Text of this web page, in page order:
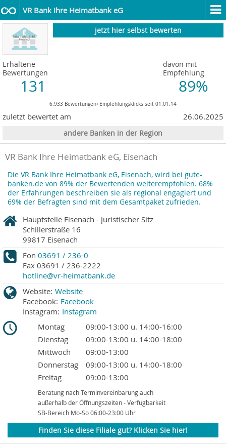
VR Bank Ihre Heimatbank eG
jetzt hier selbst bewerten
Erhaltene
Bewertungen
131
davon mit
Empfehlung
89%
6.933 Bewertungen+Empfehlungsklicks seit 01.01.14
zuletzt bewertet am 26.06.2025
andere Banken in der Region
VR Bank Ihre Heimatbank eG, Eisenach
Die VR Bank Ihre Heimatbank eG, Eisenach, wird bei gute-
banken.de von 89% der Bewertenden weiterempfohlen. 68%
der Erfahrungen beschreiben sie als regional engagiert und
69% der Befragten sind mit dem Gesamtpaket zufrieden.
Hauptstelle Eisenach - juristischer Sitz
Schillerstraße 16
99817 Eisenach
Fon 03691 / 236-0
Fax 03691 / 236-2222
hotline@vr-heimatbank.de
Website: Website
Facebook: Facebook
Instagram: Instagram
Montag
09:00-13:00 u. 14:00-16:00
Dienstag
09:00-13:00 u. 14:00-18:00
Mittwoch
09:00-13:00
Donnerstag
09:00-13:00 u. 14:00-18:00
Freitag
09:00-13:00
Beratung nach Terminvereinbarung auch
außerhalb der Öffnungszeiten - Verfügbarkeit
SB-Bereich Mo-So 06:00-23:00 Uhr
Finden Sie diese Filiale gut? Klicken Sie hier!